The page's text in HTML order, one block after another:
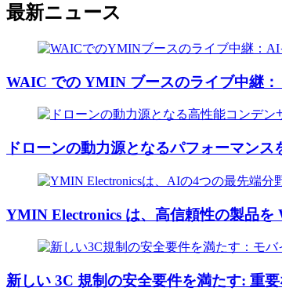
最新ニュース
WAIC での YMIN ブースのライブ中継
ドローンの動力源となるパフォーマン
YMIN Electronics は、高信頼性の製品を
新しい 3C 規制の安全要件を満たす: 重